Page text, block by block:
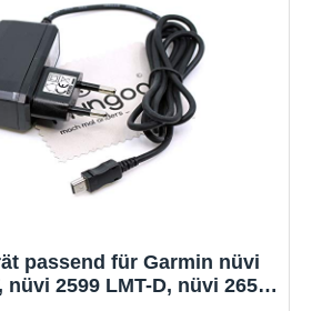
passend für Garmin nüvi
nüvi 2599 LMT-D, nüvi 265T,